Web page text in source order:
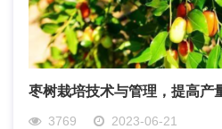
枣树栽培技术与管理，提高产
3769 2023-06-21